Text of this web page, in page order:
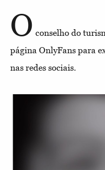
O conselho do
página OnlyFans para
nas redes sociais.